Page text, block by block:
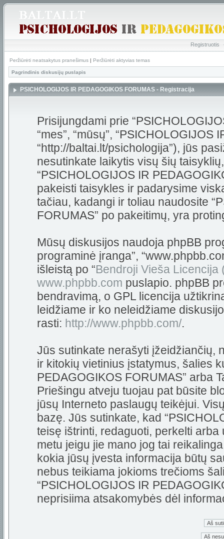
Registruotis
Peržiūrėti neatsakytus pranešimus | Peržiūrėti aktyvias temas
Pagrindinis diskusijų puslapis
PSICHOLOGIJOS IR PEDAGOGIKOS FORUMAS - Registracija
Prisijungdami prie
“mes”, “mūsų”, “PSICHOLOGIJOS
“http://baltai.lt/psichologija”), jūs
nesutinkate laikytis visų šių
“PSICHOLOGIJOS IR
pakeisti taisykles ir padarysime
tačiau, kadangi ir toliau naudosite
FORUMAS” po pakeitimų, yra
Mūsų diskusijos naudoja phpBB
programinė įranga”,
išleistą po “Bendroji Vieša Licencija
www.phpbb.com puslapio. phpBB
bendravimą, o GPL licencija
leidžiame ir ko neleidžiame
rasti: http://www.phpbb.com/.
Jūs sutinkate nerašyti įžeidžiančių,
ir kitokių vietinius įstatymus, šalies
PEDAGOGIKOS FORUMAS” arba
Priešingu atveju tuojau pat būsite
jūsų Interneto paslaugų teikėjui.
bazę. Jūs sutinkate, kad
teisę ištrinti, redaguoti, perkelti
metu jeigu jie mano jog tai
kokia jūsų įvesta informacija būtų
nebus teikiama jokioms trečioms
“PSICHOLOGIJOS IR
neprisiima atsakomybės dėl